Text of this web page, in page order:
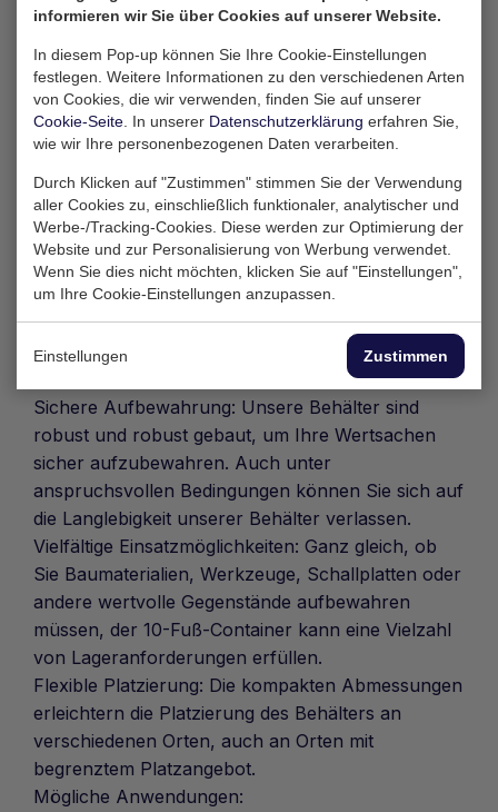
Balance zwischen Kompaktheit und
Lagerkapazität. Mit einer Länge von 10 Fuß (ca.
3,05 Meter) ist dieser Container ideal für alle, die
eine kompakte Aufbewahrungslösung suchen,
ohne Kompromisse beim Platzangebot
von 16,6 m3 eignet sich dieser Container für
verschiedene Anwendungen.
Warum sollten Sie sich für den 10-Fuß-Container
entscheiden:
Platzsparend: Dank seines kompakten Designs
nimmt der 10-Fuß-Container nur minimalen Platz
ein und bietet dennoch ausreichend Stauraum.
Sichere Aufbewahrung: Unsere Behälter sind
robust und robust gebaut, um Ihre Wertsachen
sicher aufzubewahren. Auch unter
anspruchsvollen Bedingungen können Sie sich auf
die Langlebigkeit unserer Behälter verlassen.
Vielfältige Einsatzmöglichkeiten: Ganz gleich, ob
Sie Baumaterialien, Werkzeuge, Schallplatten oder
andere wertvolle Gegenstände aufbewahren
müssen, der 10-Fuß-Container kann eine Vielzahl
von Lageranforderungen erfüllen.
Flexible Platzierung: Die kompakten Abmessungen
erleichtern die Platzierung des Behälters an
verschiedenen Orten, auch an Orten mit
begrenztem Platzangebot.
Mögliche Anwendungen:
informieren wir Sie über Cookies auf unserer Website.
In diesem Pop-up können Sie Ihre Cookie-Einstellungen
festlegen. Weitere Informationen zu den verschiedenen Arten
von Cookies, die wir verwenden, finden Sie auf unserer
Cookie-Seite . In unserer Datenschutzerklärung erfahren Sie,
wie wir Ihre personenbezogenen Daten verarbeiten.
Durch Klicken auf "Zustimmen" stimmen Sie der Verwendung
aller Cookies zu, einschließlich funktionaler, analytischer und
Werbe-/Tracking-Cookies. Diese werden zur Optimierung der
Website und zur Personalisierung von Werbung verwendet.
Wenn Sie dies nicht möchten, klicken Sie auf "Einstellungen",
um Ihre Cookie-Einstellungen anzupassen.
Einstellungen Zustimmen